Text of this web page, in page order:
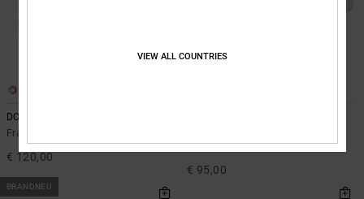
DC Braten
Frauen Schwarz Schuhe
€ 120,00
Schuhe
€ 95,00
BRANDNEU
VIEW ALL COUNTRIES